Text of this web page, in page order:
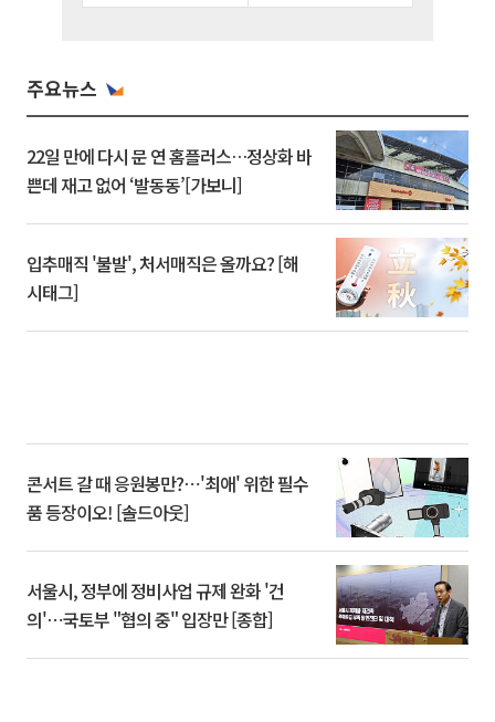
주요뉴스
22일 만에 다시 문 연 홈플러스…정상화 바
쁜데 재고 없어 ‘발동동’[가보니]
입추매직 '불발', 처서매직은 올까요? [해
시태그]
콘서트 갈 때 응원봉만?⋯'최애' 위한 필수
품 등장이오! [솔드아웃]
서울시, 정부에 정비사업 규제 완화 '건
의'⋯국토부 "협의 중" 입장만 [종합]